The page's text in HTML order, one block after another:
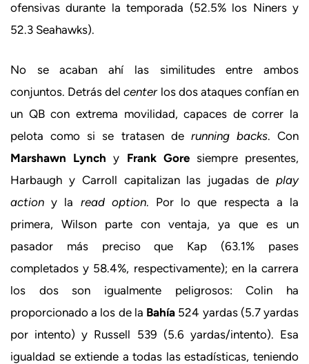
ofensivas durante la temporada (52.5% los Niners y
52.3 Seahawks).
No se acaban ahí las similitudes entre ambos
conjuntos. Detrás delcenterlos dos ataques confían en
un QB con extrema movilidad, capaces de correr la
pelota como si se tratasen de running backs. Con
Marshawn Lynch y Frank Goresiempre presentes,
Harbaugh y Carroll capitalizan las jugadas de play
action y la read option. Por lo que respecta a la
primera, Wilson parte con ventaja, ya que es un
pasador más preciso que Kap (63.1% pases
completados y 58.4%, respectivamente); en la carrera
los dos son igualmente peligrosos: Colin ha
proporcionado a los de la Bahía 524 yardas (5.7 yardas
por intento) y Russell 539 (5.6 yardas/intento). Esa
igualdad se extiende a todas las estadísticas, teniendo